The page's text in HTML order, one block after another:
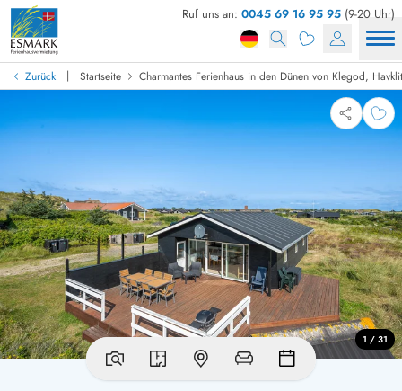
Ruf uns an: 0045 69 16 95 95 (9-20 Uhr)
Zurück | Startseite Charmantes Ferienhaus in den Dünen von Klegod,
1 / 31